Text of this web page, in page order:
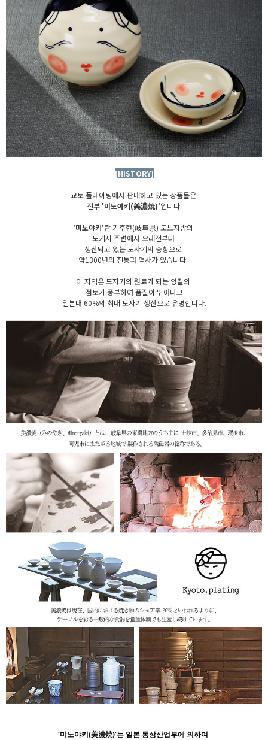
[HISTORY]
교토 플레이팅에서 판매하고 있는 상품들은
전부 '미노야키(美濃焼)'입니다.
'미노야키'란 기후현(岐阜県) 도노지방의
도키시 주변에서 오래전부터
생산되고 있는 도자기의 총칭으로
약1300년의 전통과 역사가 있습니다.
이 지역은 도자기의 원료가 되는 양질의
점토가 풍부하여 품질이 뛰어나고
일본내 60%의 최대 도자기 생산으로 유명합니다.
'미노야키(美濃焼)'는 일본 통상산업부에 의하여